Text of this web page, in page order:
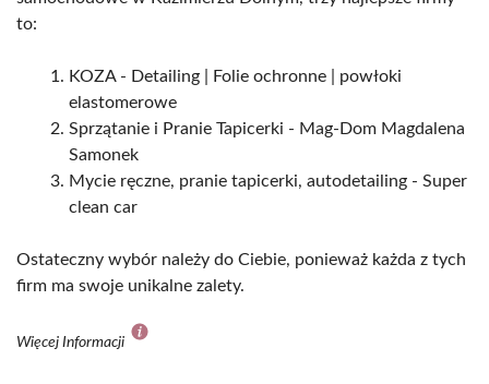
to:
KOZA - Detailing | Folie ochronne | powłoki
elastomerowe
Sprzątanie i Pranie Tapicerki - Mag-Dom Magdalena
Samonek
Mycie ręczne, pranie tapicerki, autodetailing - Super
clean car
Ostateczny wybór należy do Ciebie, ponieważ każda z tych
firm ma swoje unikalne zalety.
Więcej Informacji